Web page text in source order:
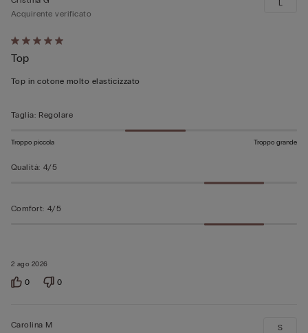
Valutato
5
su
2 ago 2026
Acquirente verificato
Top
Top in cotone molto elasticizzato
L
Taglia: Regolare
Troppo piccola Troppo grande
Qualità: 4/5
Comfort: 4/5
0 0
Carolina M
S